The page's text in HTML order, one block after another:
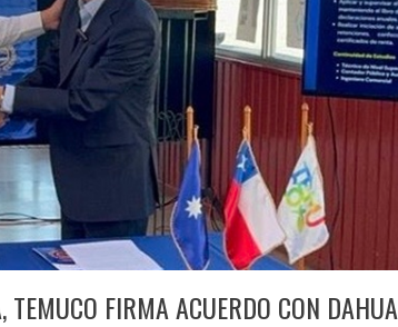
TEMUCO FIRMA ACUERDO CON DAHUA